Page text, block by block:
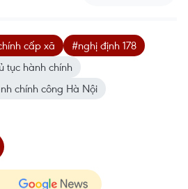
cấp xã
#nghị định 178
tục hành chính
chính công Hà Nội